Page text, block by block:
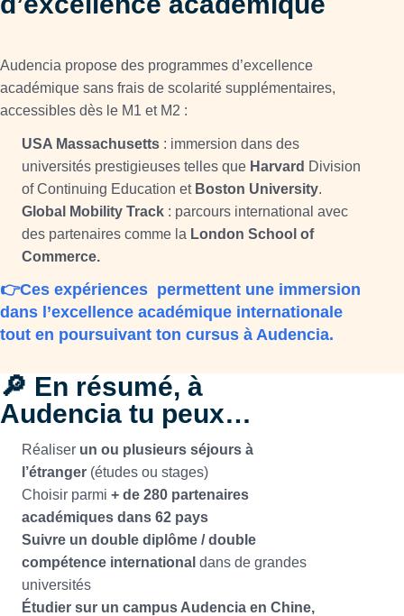
Audencia propose des programmes d’excellence
académique sans frais de scolarité supplémentaires,
accessibles dès le M1 et M2 :
USA Massachusetts : immersion dans des
universités prestigieuses telles que Harvard Division
of Continuing Education et Boston University.
Global Mobility Track : parcours international avec
des partenaires comme la London School of
Commerce.
👉Ces expériences permettent une immersion
dans l’excellence académique internationale
tout en poursuivant ton cursus à Audencia.
🔎 En résumé, à
Audencia tu peux…
Réaliser un ou plusieurs séjours à
l’étranger (études ou stages)
Choisir parmi + de 280 partenaires
académiques dans 62 pays
Suivre un double diplôme / double
compétence international dans de grandes
universités
Étudier sur un campus Audencia en Chine,